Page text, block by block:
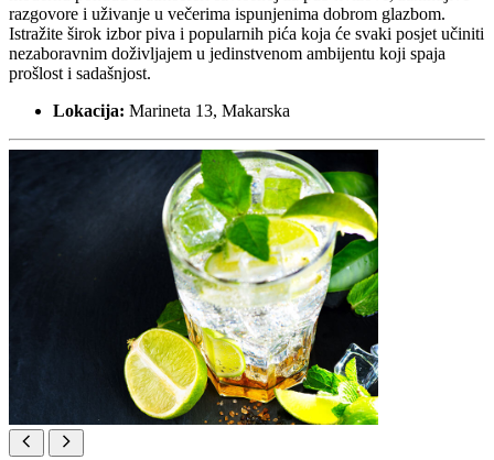
razgovore i uživanje u večerima ispunjenima dobrom glazbom.
Istražite širok izbor piva i popularnih pića koja će svaki posjet učiniti
nezaboravnim doživljajem u jedinstvenom ambijentu koji spaja
prošlost i sadašnjost.
Lokacija: Marineta 13, Makarska